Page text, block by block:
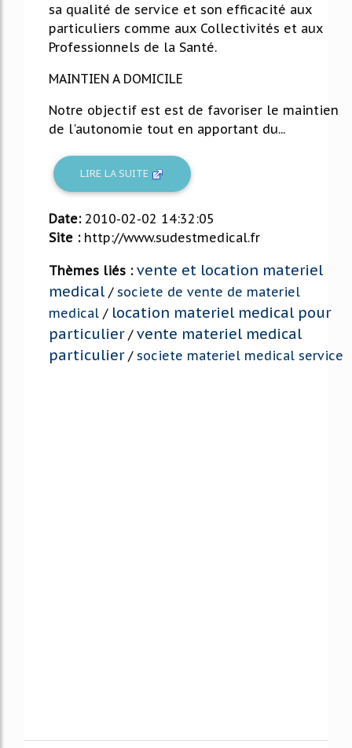
sa qualité de service et son efficacité aux
particuliers comme aux Collectivités et aux
Professionnels de la Santé.
MAINTIEN A DOMICILE
Notre objectif est est de favoriser le maintien
de l'autonomie tout en apportant du...
LIRE LA SUITE
Date: 2010-02-02 14:32:05
Site : http://www.sudestmedical.fr
Thèmes liés : vente et location materiel
medical / societe de vente de materiel
medical / location materiel medical pour
particulier/ vente materiel medical
particulier/ societe materiel medical service